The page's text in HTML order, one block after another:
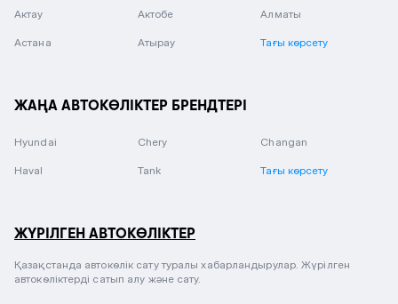
Актау Актобе Алматы
Астана Атырау Тағы көрсету
ЖАҢА АВТОКӨЛІКТЕР БРЕНДТЕРІ
Hyundai Chery Changan
Haval Tank Тағы көрсету
ЖҮРІЛГЕН АВТОКӨЛІКТЕР
Қазақстанда автокөлік сату туралы хабарландырулар. Жүрілген
автокөліктерді сатып алу және сату.